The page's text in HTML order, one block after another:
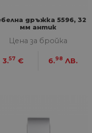
дръжка 5596, 32
мм антик
Цена за бройка
3.57 € 6.98 ЛВ.